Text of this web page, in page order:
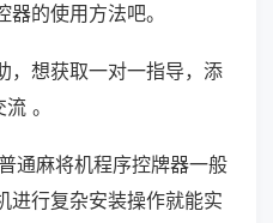
的使用方法吧。
，想获取一对一指导，添
。
通麻将机程序控牌器一般
进行复杂安装操作就能实